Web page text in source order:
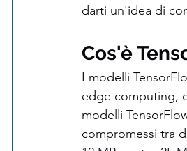
darti un'idea di
Cos'è
I modelli
edge computing,
modelli
compromessi tra